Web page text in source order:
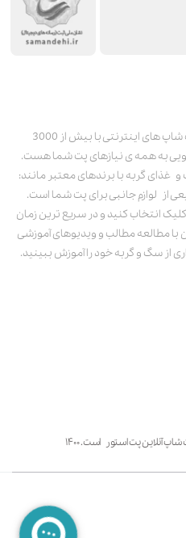
پت استور به عنوان یکی از قدیمی‌ترین پت شاپ های اینترنتی با بیش از 3000
به همه ی نیازهای پت شما هست.
گربه با برندهای معتبر مانند:
از لوازم جانبی برای پت شما است.
کلیک انتخاب کنید و در سریع ترین زمان
مطالعه مطالب و ویدیوهای آموزشی
از سگ و گربه خود را آموزش ببینید.
آنلاین پت استور است. ۱۴۰۰